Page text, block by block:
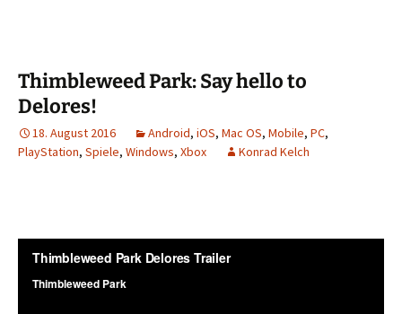
Thimbleweed Park: Say hello to
Delores!
18. August 2016 Android, iOS, Mac OS, Mobile, PC,
PlayStation, Spiele, Windows, Xbox Konrad Kelch